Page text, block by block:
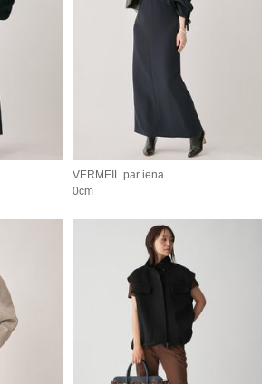
VERMEIL par iena
0cm